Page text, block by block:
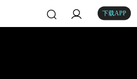
下载APP